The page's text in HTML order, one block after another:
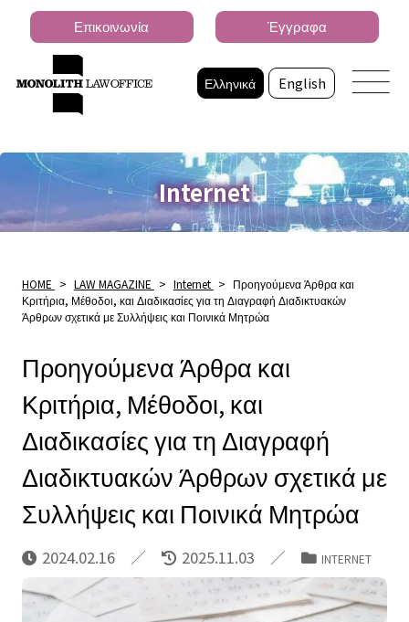
Ελληνικά English
Επικοινωνία Έγγραφα
Internet
HOME > LAW MAGAZINE > Internet > Προηγούμενα Άρθρα και
Κριτήρια, Μέθοδοι, και Διαδικασίες για τη Διαγραφή Διαδικτυακών
Άρθρων σχετικά με Συλλήψεις και Ποινικά Μητρώα
Προηγούμενα Άρθρα και
Κριτήρια, Μέθοδοι, και
Διαδικασίες για τη Διαγραφή
Διαδικτυακών Άρθρων σχετικά με
Συλλήψεις και Ποινικά Μητρώα
2024.02.16 2025.11.03 INTERNET